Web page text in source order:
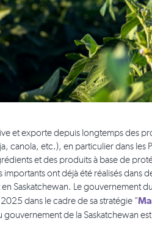
et exporte depuis longtemps des
canola, etc.), en particulier dans les
et des produits à base de
importants ont déjà été réalisés dans
Saskatchewan. Le gouvernement
dans le cadre de sa stratégie "
gouvernement de la Saskatchewan